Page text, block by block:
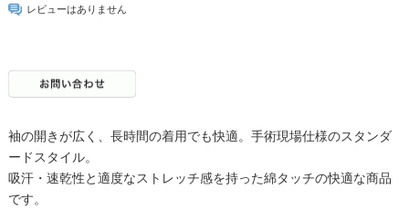
レビューはありません
袖の開きが広く、長時間の着用でも快適。手術現場仕様のスタンダ
ードスタイル。
吸汗・速乾性と適度なストレッチ感を持った綿タッチの快適な商品
です。